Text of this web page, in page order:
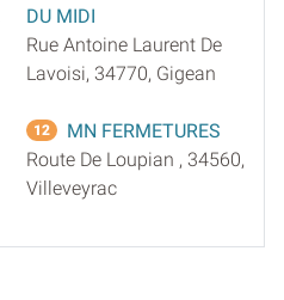
DU MIDI
Rue Antoine Laurent De
Lavoisi, 34770, Gigean
12
MN FERMETURES
Route De Loupian , 34560,
Villeveyrac